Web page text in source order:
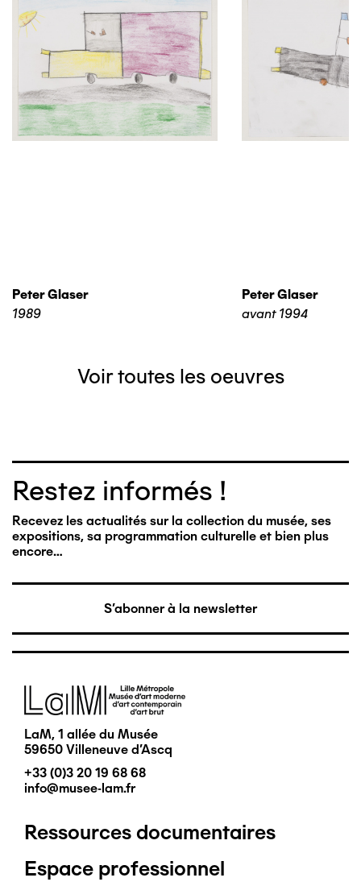
Peter Glaser
1989
Peter Glaser
avant 1994
Voir toutes les oeuvres
Restez informés !
Recevez les actualités sur la collection du musée, ses
expositions, sa programmation culturelle et bien plus
encore…
S'abonner à la newsletter
Image
LaM, 1 allée du Musée
59650 Villeneuve d'Ascq
+33 (0)3 20 19 68 68
info@musee-lam.fr
Pied
Ressources documentaires
Espace professionnel